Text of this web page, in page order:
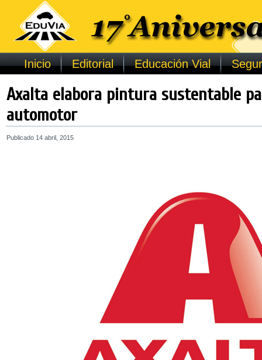
Inicio Editorial Educación Vial
Axalta elabora pintura sustentable
automotor
Publicado 14 abril, 2015